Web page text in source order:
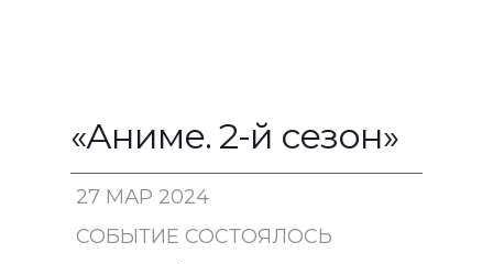
«Аниме. 2-й сезон»
27 МАР 2024
СОБЫТИЕ СОСТОЯЛОСЬ